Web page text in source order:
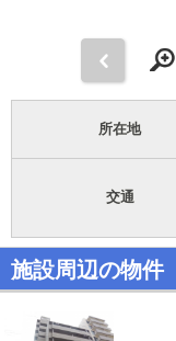
所在地
交通
施設周辺の物件